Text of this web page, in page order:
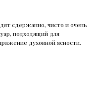
сдержанно, чисто и очень
подходящий для
духовной ясности.